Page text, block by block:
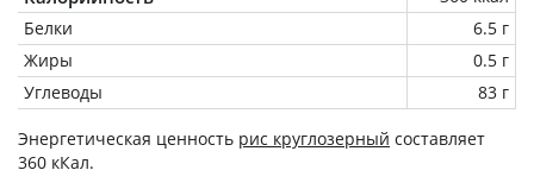
Белки
6.5 г
Жиры
0.5 г
Углеводы
83 г
Энергетическая ценность рис круглозерный составляет
360 кКал.